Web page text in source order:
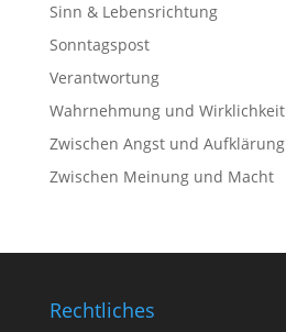
Sinn & Lebensrichtung
Sonntagspost
Verantwortung
Wahrnehmung und Wirklichkeit
Zwischen Angst und Aufklärung
Zwischen Meinung und Macht
Rechtliches